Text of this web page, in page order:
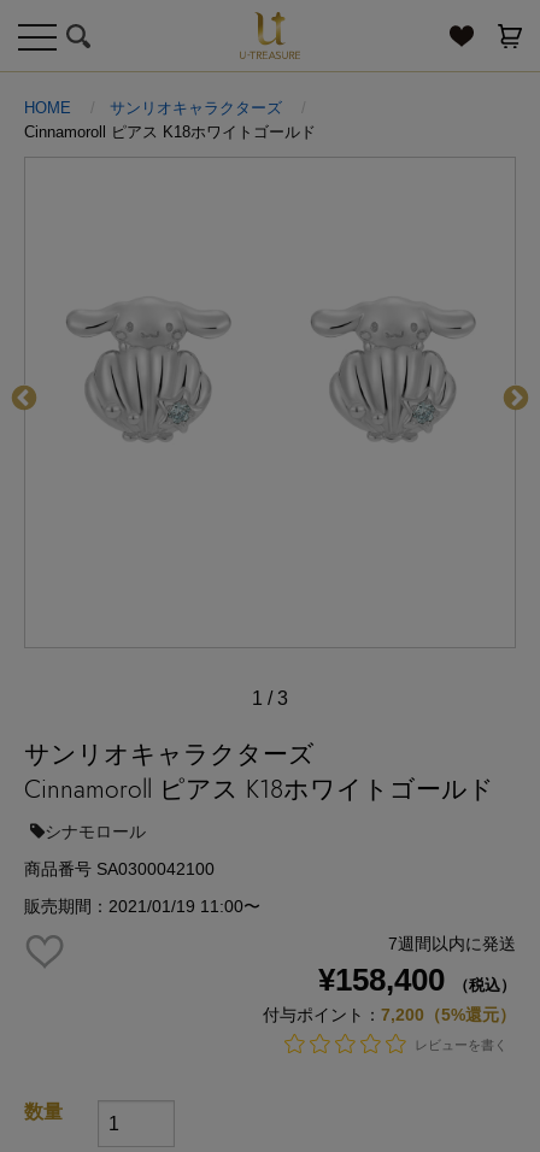
toggle
navigation
HOME
サンリオキャラクターズ
Cinnamoroll ピアス K18ホワイトゴールド
1 /3
サンリオキャラクターズ
Cinnamoroll ピアス K18ホワイトゴールド
シナモロール
商品番号 SA0300042100
販売期間：2021/01/19 11:00〜
7週間以内に発送
¥158,400 （税込）
付与ポイント： 7,200（5%還元）
レビューを書く
数量